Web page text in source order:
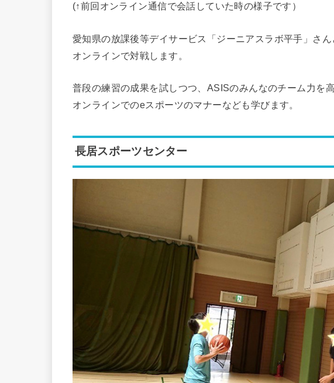
(↑前回オンライン通信で会話していた時の様子です）
愛知県の放課後等デイサービス「ジーニアスラボ平手」さん
オンラインで対戦します。
普段の練習の成果を試しつつ、ASISのみんなのチーム力を
オンラインでのeスポーツのマナーなども学びます。
長居スポーツセンター